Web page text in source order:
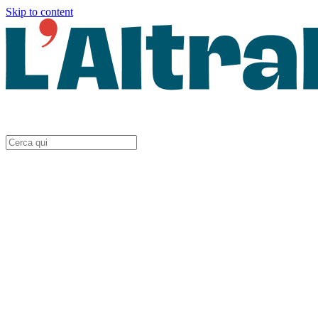
Skip to content